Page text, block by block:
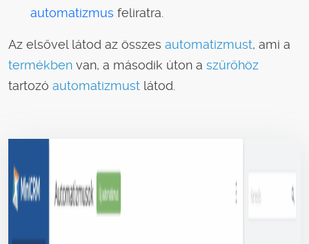
automatizmus feliratra.
Az elsővel látod az összes automatizmust, ami a
termékben van, a második úton a szűrőhöz
tartozó automatizmust látod.